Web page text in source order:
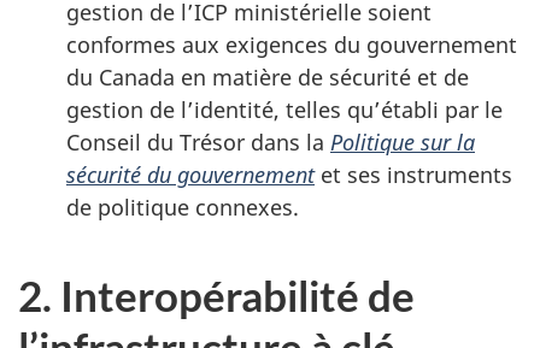
gestion de l’ICP ministérielle soient
conformes aux exigences du gouvernement
du Canada en matière de sécurité et de
gestion de l’identité, telles qu’établi par le
Conseil du Trésor dans la Politique sur la
sécurité du gouvernementet ses instruments
de politique connexes.
2. Interopérabilité de